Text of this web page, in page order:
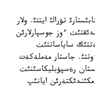
تؤرالئ ايتتئ. ولار
ءوز جوسپارلارئن
ساياساتتئث
جاستار مةملةكةت
رةسپؤبليكاسئنئث
ايانئپ